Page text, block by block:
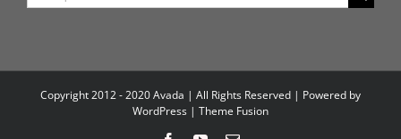
Copyright 2012 - 2020 Avada | All Rights Reserved | Powered by
WordPress | Theme Fusion